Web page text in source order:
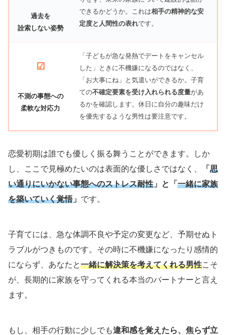
過去を
詮索しない姿勢
できるかどうか。これは相手の精神的な安
定度と人間性の表れです。
☑
不測の事態への
柔軟な対応力
「子どもが急な発熱でデートをキャンセル
した」ときに不機嫌になるのではなく、
「お大事にね」と気遣いができるか。子育
ての不確定要素を受け入れられる度量があ
るかを確認します。休日に自分の趣味だけ
を優先するような男性は要注意です。
恋愛初期は誰でも優しく振る舞うことができます。しか
し、ここで見極めたいのは表面的な優しさではなく、
「 思
い通りにいかない事態へのストレス耐性 」と「 一緒に家族
を築いていく覚悟」 です。
子育てには、急な体調不良や予定の変更など、予期せぬト
ラブルがつきものです。その時に不機嫌になったり感情的
にならず、あなたと一緒に解決策を考えてくれる男性こそ
が、長期的に家族を守ってくれる本当のパートナーと言え
ます。
もし、相手の行動に少しでも違和感を覚えたら、焦らず立